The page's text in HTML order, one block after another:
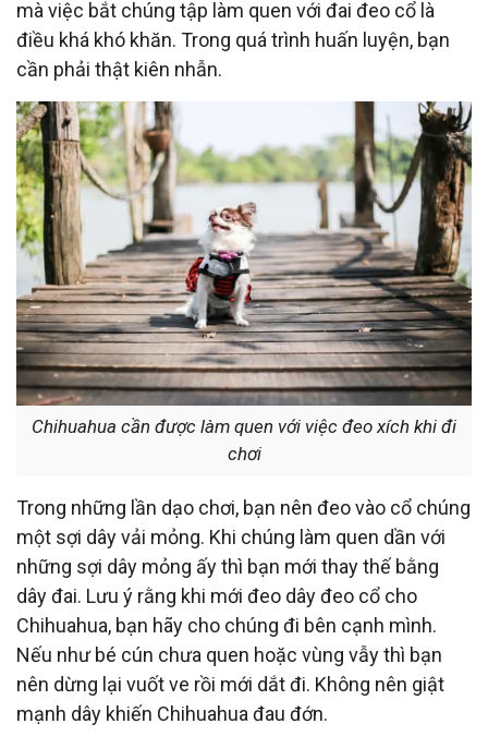
mà việc bắt chúng tập làm quen với đai đeo cổ là
điều khá khó khăn. Trong quá trình huấn luyện, bạn
cần phải thật kiên nhẫn.
Chihuahua cần được làm quen với việc đeo xích khi đi
chơi
Trong những lần dạo chơi, bạn nên đeo vào cổ chúng
một sợi dây vải mỏng. Khi chúng làm quen dần với
những sợi dây mỏng ấy thì bạn mới thay thế bằng
dây đai. Lưu ý rằng khi mới đeo dây đeo cổ cho
Chihuahua, bạn hãy cho chúng đi bên cạnh mình.
Nếu như bé cún chưa quen hoặc vùng vẫy thì bạn
nên dừng lại vuốt ve rồi mới dắt đi. Không nên giật
mạnh dây khiến Chihuahua đau đớn.